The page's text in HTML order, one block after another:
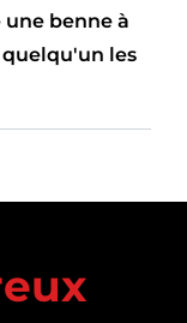
benne à
les